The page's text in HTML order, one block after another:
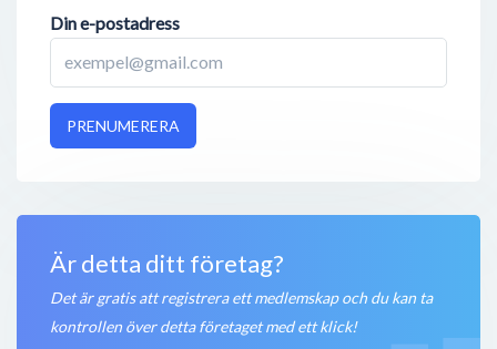
Din e-postadress
PRENUMERERA
Nordic Wellness
Pentavägen 1,187 30Täby
Öppet nu
Nordic Wellness
441 31
Är detta ditt företag?
Det är gratis att registrera ett medlemskap och du kan ta
kontrollen över detta företaget med ett klick!